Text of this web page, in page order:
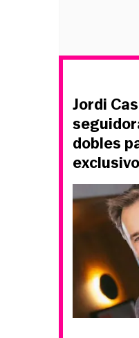
Jordi
dobles